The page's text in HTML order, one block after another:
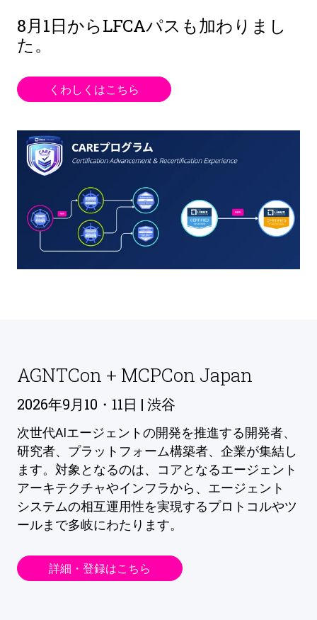
8月1日からLFCAパスも加わりまし
た。
くわしくはこちら
AGNTCon + MCPCon Japan
2026年9月10・11日 | 渋谷
次世代AIエージェントの開発を推進する開発者、
研究者、プラットフォーム構築者、企業が集結し
ます。対象となるのは、コアとなるエージェント
アーキテクチャやインフラから、エージェント
システムの相互運用性を実現するプロトコルやツ
ールまで多岐にわたります。
詳細・登録はこちら